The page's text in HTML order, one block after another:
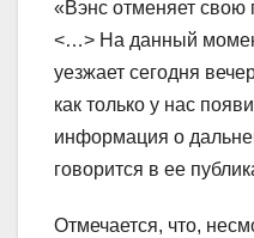
«Вэнс отменяет
<…> На данный
уезжает сегодня
как только у нас
информация о
говорится в ее
Отмечается, что,